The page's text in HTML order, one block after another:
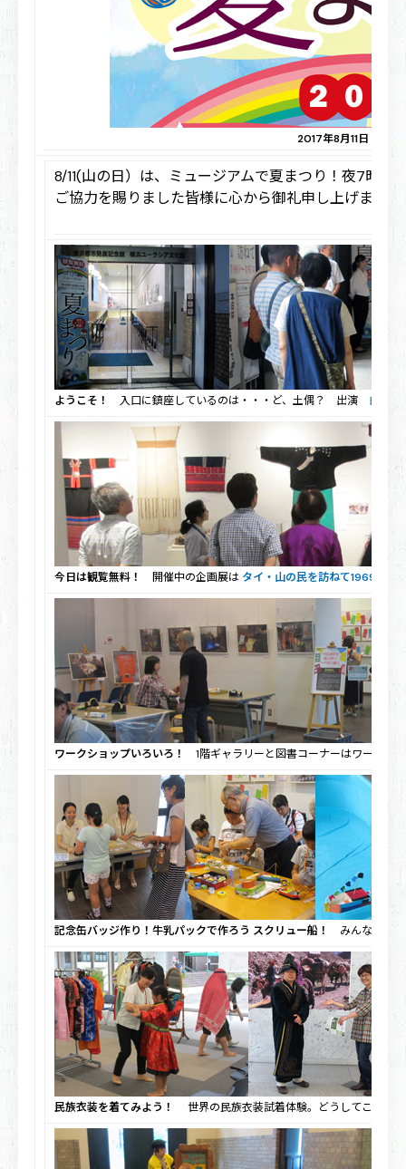
2017年8月11日（金・
8/11(山の日）は、ミュージアムで夏まつり！夜7時
ご協力を賜りました皆様に心から御礼申し上げます。
ようこそ！ 入口に鎮座しているのは・・・ど、土偶？ 出演 白鳥兄
今日は観覧無料！ 開催中の企画展は タイ・山の民を訪ねて1969〜
ワークショップいろいろ！ 1階ギャラリーと図書コーナーはワークシ
記念缶バッジ作り！牛乳パックで作ろう スクリュー船！ みんな上手
民族衣装を着てみよう！ 世界の民族衣装試着体験。どうしてこんな